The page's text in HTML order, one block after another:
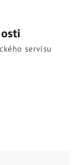
servisu